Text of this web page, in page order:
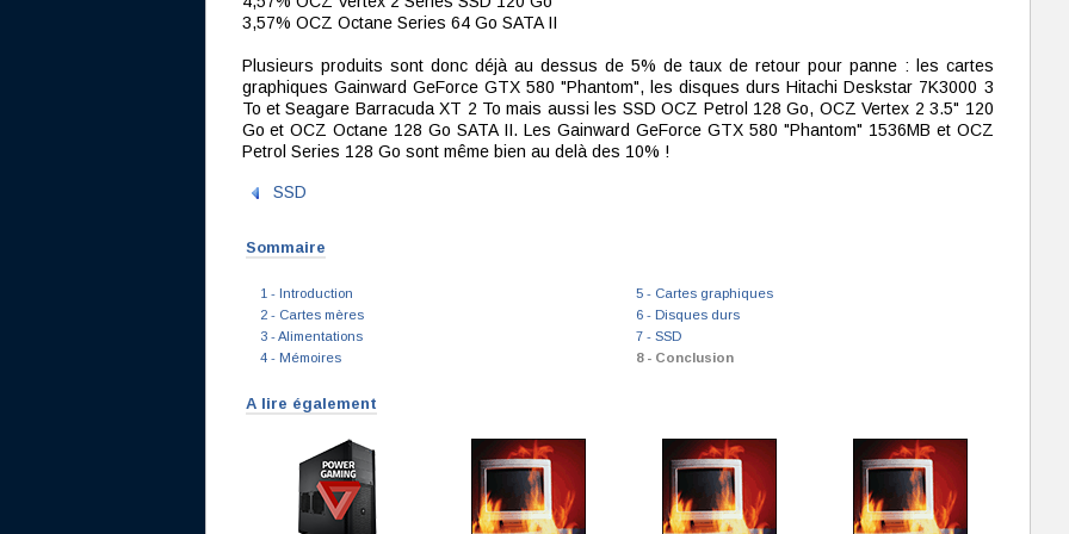
3,57% OCZ Octane Series 64 Go SATA II
Plusieurs produits sont donc déjà au dessus de 5% de taux de retour pour panne : les cartes
graphiques Gainward GeForce GTX 580 "Phantom", les disques durs Hitachi Deskstar 7K3000 3
To et Seagare Barracuda XT 2 To mais aussi les SSD OCZ Petrol 128 Go, OCZ Vertex 2 3.5" 120
Go et OCZ Octane 128 Go SATA II. Les Gainward GeForce GTX 580 "Phantom" 1536MB et OCZ
Petrol Series 128 Go sont même bien au delà des 10% !
SSD
Sommaire
1 - Introduction
2 - Cartes mères
3 - Alimentations
4 - Mémoires
5 - Cartes graphiques
6 - Disques durs
7 - SSD
8 - Conclusion
A lire également